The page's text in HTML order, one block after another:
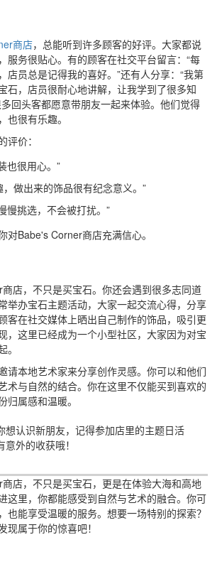
商店，总能听到许多顾客的好评。大家都说
服务很贴心。有的顾客在社交平台留言：“每
店员总是记得我的喜好。”还有人分享：“我第
石，店员很耐心地讲解，让我学到了很多知
回头客都愿意带朋友一起来体验。他们觉得
也很有乐趣。
评价：
也很用心。”
，做出来的饰品很有纪念意义。”
慢挑选，不会被打扰。”
对Babe's Corner商店充满信心。
店，不只是买宝石。你还会遇到很多志同道
举办宝石主题活动，大家一起交流心得，分享
客在社交媒体上晒出自己制作的饰品，吸引更
，这里已经成为一个小型社区，大家因为对宝
请本地艺术家来分享创作灵感。你可以和他们
术与自然的结合。你在这里不仅能买到喜欢的
归属感和温暖。
想认识新朋友，记得参加店里的主题日活
外的收获哦！
店，不只是买宝石，更是在体验大海和高地
这里，你都能感受到自然与艺术的融合。你可
也能享受温暖的服务。想要一场特别的探索？
现属于你的惊喜吧！